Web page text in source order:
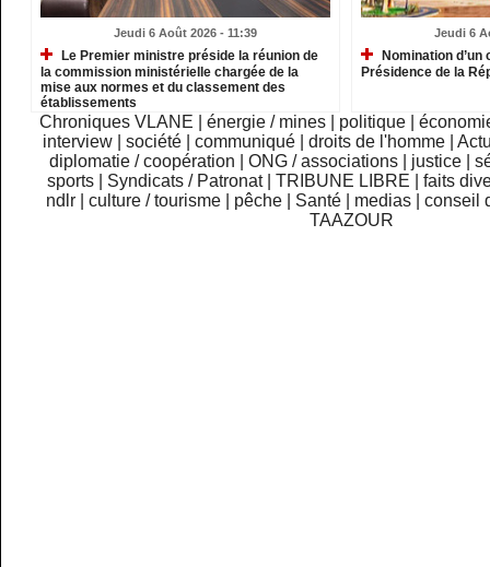
Jeudi 6 Août 2026 - 11:39
Le Premier ministre préside la réunion de
la commission ministérielle chargée de la
mise aux normes et du classement des
établissements
Jeudi 6
Nomination
Présidence de la
Chroniques VLANE énergie / mines politique
interview
|société |communiqué |droits de l'homme |
diplomatie / coopération
ONG / associations justice
sports
Syndicats / Patronat TRIBUNE LIBRE
faits
ndlr
|culture / tourisme pêche Santé medias |conseil
TAAZOUR